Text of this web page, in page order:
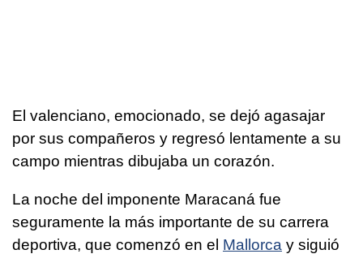
El valenciano, emocionado, se dejó agasajar
por sus compañeros y regresó lentamente a su
campo mientras dibujaba un corazón.
La noche del imponente Maracaná fue
seguramente la más importante de su carrera
deportiva, que comenzó en el Mallorca y siguió